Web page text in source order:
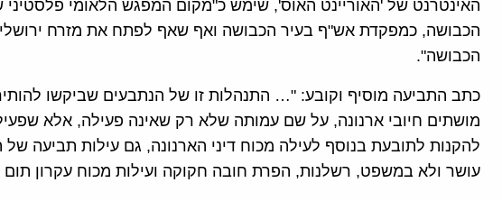
האינטרנט של 'האוריינט האוס', שימש כ"מקום המפגש הלאומי פלסטיני
הכבושה, כמפקדת אש"ף בעיר הכבושה ואף שאף לפתח את מזרח
הכבושה".
כתב התביעה מוסיף וקובע: "… התנהלות זו של הנתבעים שביקשו
מושתים חיובי ארנונה, על שם עמותה שלא רק שאינה פעילה, אלא
להקנות לתובעת בנוסף לעילה מכוח דיני הארנונה, גם עילות תביעה
עושר ולא במשפט, רשלנות, הפרת חובה חקוקה ועילות מכוח עקרון